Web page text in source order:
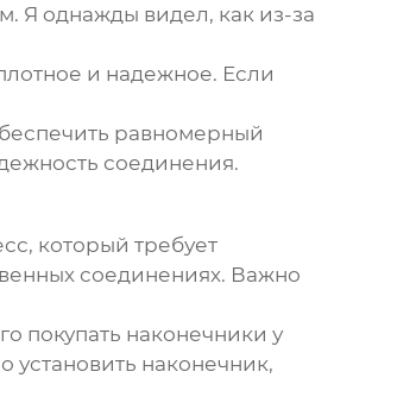
Я однажды видел, как из-за
и надежное. Если
равномерный
соединения.
который требует
соединениях. Важно
покупать наконечники у
наконечник,